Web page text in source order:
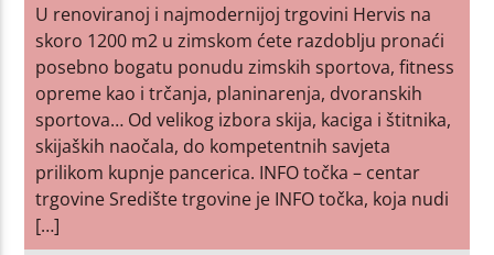
U renoviranoj i najmodernijoj trgovini Hervis na
skoro 1200 m2 u zimskom ćete razdoblju pronaći
posebno bogatu ponudu zimskih sportova, fitness
opreme kao i trčanja, planinarenja, dvoranskih
sportova… Od velikog izbora skija, kaciga i štitnika,
skijaških naočala, do kompetentnih savjeta
prilikom kupnje pancerica. INFO točka – centar
trgovine Središte trgovine je INFO točka, koja nudi
[…]